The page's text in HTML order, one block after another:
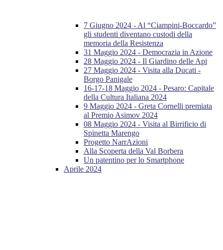
7 Giugno 2024 - Al “Ciampini-Boccardo”
gli studenti diventano custodi della
memoria della Resistenza
31 Maggio 2024 - Democrazia in Azione
28 Maggio 2024 - Il Giardino delle Api
27 Maggio 2024 - Visita alla Ducati -
Borgo Panigale
16-17-18 Maggio 2024 - Pesaro: Capitale
della Cultura Italiana 2024
9 Maggio 2024 - Greta Cornelli premiata
al Premio Asimov 2024
08 Maggio 2024 - Visita al Birrificio di
Spinetta Marengo
Progetto NarrAzioni
Alla Scoperta della Val Borbera
Un patentino per lo Smartphone
Aprile 2024